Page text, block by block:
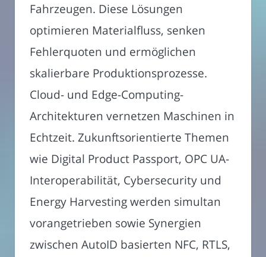
Fahrzeugen. Diese Lösungen
optimieren Materialfluss, senken
Fehlerquoten und ermöglichen
skalierbare Produktionsprozesse.
Cloud- und Edge-Computing-
Architekturen vernetzen Maschinen in
Echtzeit. Zukunftsorientierte Themen
wie Digital Product Passport, OPC UA-
Interoperabilität, Cybersecurity und
Energy Harvesting werden simultan
vorangetrieben sowie Synergien
zwischen AutoID basierten NFC, RTLS,